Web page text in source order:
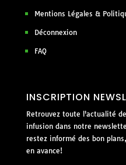
Mentions Légales &
Déconnexion
FAQ
INSCRIPTION
Retrouvez toute l'actualité
infusion dans notre
restez informé des bon
en avance!